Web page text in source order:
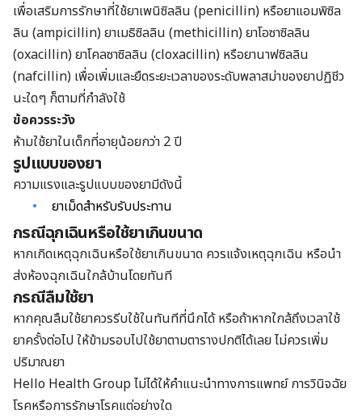
เพื่อเสริมการรักษาที่ใช้ยาเพนิซิลลิน (penicillin) หรือยาแอมพิซิล
ลิน (ampicillin) ยาเมธิซิลลิน (methicillin) ยาโอซาซิลลิน
(oxacillin) ยาโคลซาซิลลิน (cloxacillin) หรือยานาฟซิลลิน
(nafcillin) เพื่อเพิ่มและยืดระยะเวลาของระดับพลาสม่าของยาปฏิชีว
นะใดๆ ก็ตามที่กำลังใช้
ข้อควรระวัง
ห้ามใช้ยาในเด็กที่อายุน้อยกว่า 2 ปี
รูปแบบของยา
ความแรงและรูปแบบของยามีดังนี้
ยาเม็ดสำหรับรับประทาน
กรณีฉุกเฉินหรือใช้ยาเกินขนาด
หากเกิดเหตุฉุกเฉินหรือใช้ยาเกินขนาด ควรแจ้งเหตุฉุกเฉิน หรือนำ
ส่งห้องฉุกเฉินใกล้บ้านโดยทันที
กรณีลืมใช้ยา
หากคุณลืมใช้ยาควรรีบใช้ในทันทีที่นึกได้ หรือถ้าหากใกล้ถึงเวลาใช้
ยาครั้งต่อไป ให้ข้ามรอบไปใช้ยาตามตารางปกติได้เลย ไม่ควรเพิ่ม
ปริมาณยา
Hello Health Group ไม่ได้ให้คำแนะนำทางการแพทย์ การวินิจฉัย
โรคหรือการรักษาโรคแต่อย่างใด